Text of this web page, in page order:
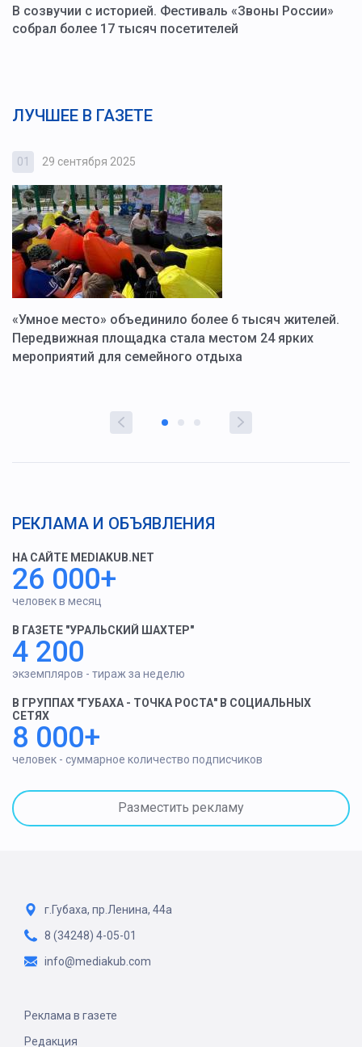
В созвучии с историей. Фестиваль «Звоны России»
собрал более 17 тысяч посетителей
ЛУЧШЕЕ В ГАЗЕТЕ
01 29 сентября 2025
«Умное место» объединило более 6 тысяч жителей.
Передвижная площадка стала местом 24 ярких
мероприятий для семейного отдыха
РЕКЛАМА И ОБЪЯВЛЕНИЯ
НА САЙТЕ MEDIAKUB.NET
26 000+
человек в месяц
В ГАЗЕТЕ "УРАЛЬСКИЙ ШАХТЕР"
4 200
экземпляров - тираж за неделю
В ГРУППАХ "ГУБАХА - ТОЧКА РОСТА" В СОЦИАЛЬНЫХ
СЕТЯХ
8 000+
человек - суммарное количество подписчиков
Разместить рекламу
г.Губаха, пр.Ленина, 44а
8 (34248) 4-05-01
info@mediakub.com
Реклама в газете
Редакция